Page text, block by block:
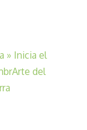
» Inicia el
del